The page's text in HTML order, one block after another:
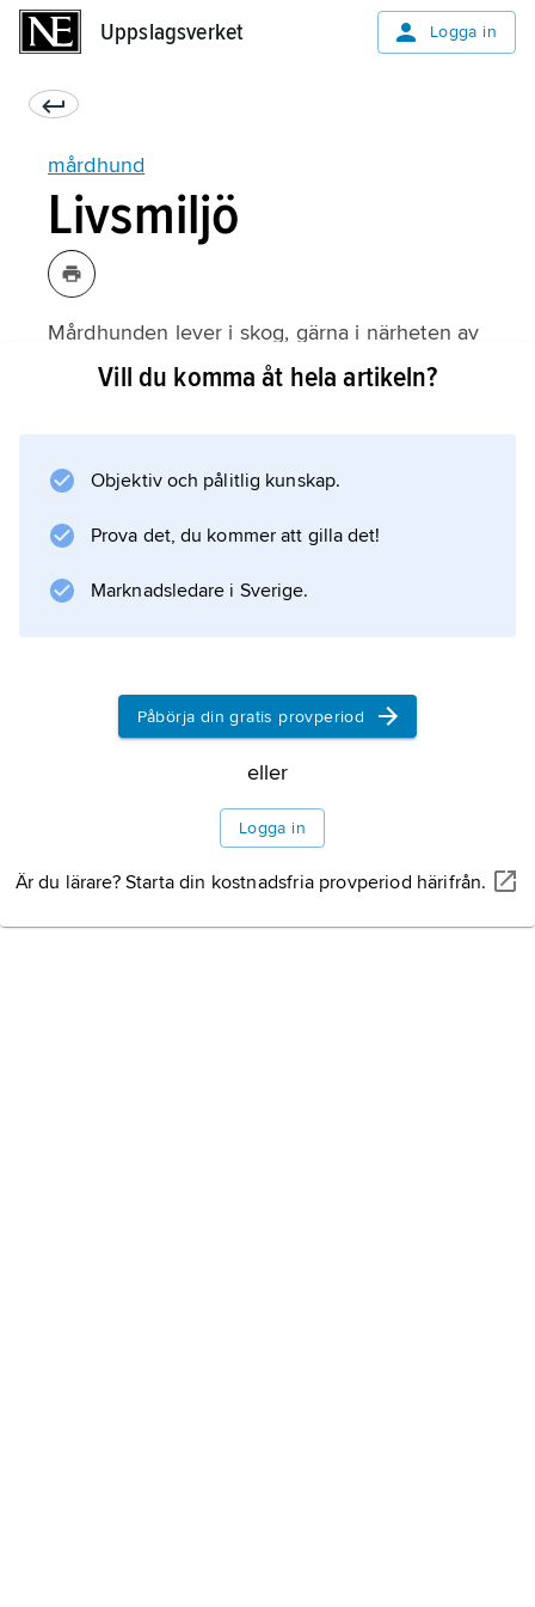
Uppslagsverket Logga in
mårdhund
Livsmiljö
Mårdhunden lever i skog, gärna i närheten av
vatten. Den kommer från östra Asien. Men
Skandinavien. Den är vanlig i Finland norrut
till Torneå. I Sverige är mårdhunden sällsynt,
Vill du komma åt hela artikeln?
Objektiv och pålitlig kunskap.
Prova det, du kommer att gilla det!
Marknadsledare i Sverige.
Påbörja din gratis provperiod
eller
Logga in
Är du lärare? Starta din kostnadsfria provperiod härifrån.